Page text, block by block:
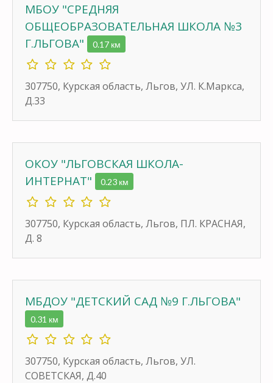
МБОУ "СРЕДНЯЯ
ОБЩЕОБРАЗОВАТЕЛЬНАЯ ШКОЛА №3
Г.ЛЬГОВА"
0.17 км
307750, Курская область, Льгов, УЛ. К.Маркса,
Д.33
ОКОУ "ЛЬГОВСКАЯ ШКОЛА-
ИНТЕРНАТ"
0.23 км
307750, Курская область, Льгов, ПЛ. КРАСНАЯ,
Д. 8
МБДОУ "ДЕТСКИЙ САД №9 Г.ЛЬГОВА"
0.31 км
307750, Курская область, Льгов, УЛ.
СОВЕТСКАЯ, Д.40